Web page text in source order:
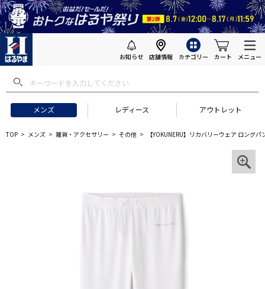
お知らせ 店舗情報 カテゴリー カート メニュー
メンズ レディース アウトレット
TOP メンズ 雑貨・アクセサリー その他 【YOKUNERU】リカバリーウェア ロング